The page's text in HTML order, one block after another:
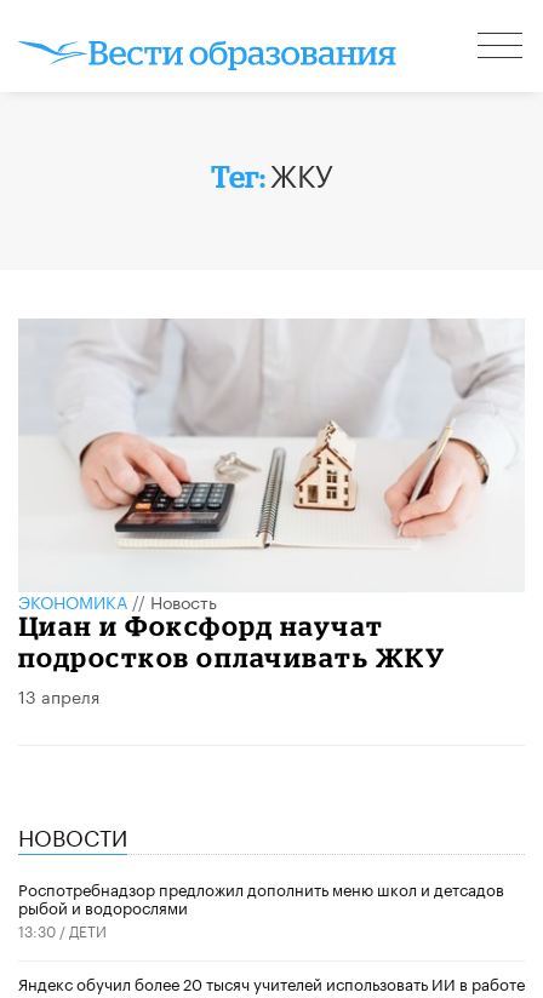
Тег:ЖКУ
ЭКОНОМИКА // Новость
Циан и Фоксфорд научат
подростков оплачивать ЖКУ
13 апреля
НОВОСТИ
Роспотребнадзор предложил дополнить меню школ и детсадов
рыбой и водорослями
13:30 / ДЕТИ
​Яндекс обучил более 20 тысяч учителей использовать ИИ в работе